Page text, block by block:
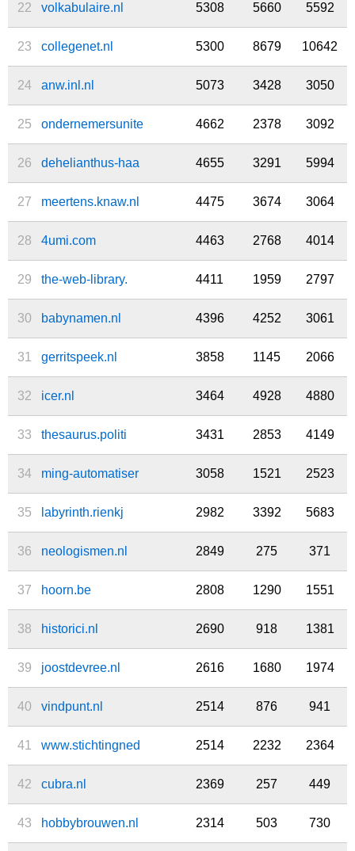
22 volkabulaire.nl 5308 5660 5592
23 collegenet.nl 5300 8679 10642
24 anw.inl.nl 5073 3428 3050
25 ondernemersunite 4662 2378 3092
26 dehelianthus-haa 4655 3291 5994
27 meertens.knaw.nl 4475 3674 3064
28 4umi.com 4463 2768 4014
29 the-web-library. 4411 1959 2797
30 babynamen.nl 4396 4252 3061
31 gerritspeek.nl 3858 1145 2066
32 icer.nl 3464 4928 4880
33 thesaurus.politi 3431 2853 4149
34 ming-automatiser 3058 1521 2523
35 labyrinth.rienkj 2982 3392 5683
36 neologismen.nl 2849 275 371
37 hoorn.be 2808 1290 1551
38 historici.nl 2690 918 1381
39 joostdevree.nl 2616 1680 1974
40 vindpunt.nl 2514 876 941
41 www.stichtingned 2514 2232 2364
42 cubra.nl 2369 257 449
43 hobbybrouwen.nl 2314 503 730